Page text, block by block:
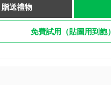
贈送禮物
免費試用（貼圖用到飽）